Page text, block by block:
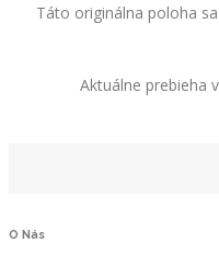
Táto originálna poloha
Aktuálne prebieha
O Nás